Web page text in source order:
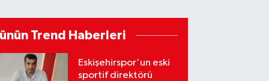
Trend Haberleri
Eskişehirspor'un eski
sportif direktörü